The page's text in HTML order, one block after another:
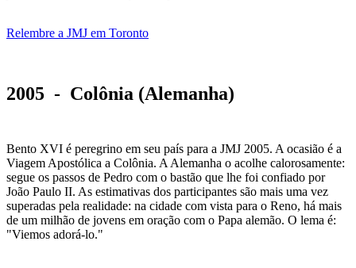
Relembre a JMJ em Toronto
2005 - Colônia (Alemanha)
Bento XVI é peregrino em seu país para a JMJ 2005. A ocasião é a
Viagem Apostólica a Colônia. A Alemanha o acolhe calorosamente:
segue os passos de Pedro com o bastão que lhe foi confiado por
João Paulo II. As estimativas dos participantes são mais uma vez
superadas pela realidade: na cidade com vista para o Reno, há mais
de um milhão de jovens em oração com o Papa alemão. O lema é:
"Viemos adorá-lo."